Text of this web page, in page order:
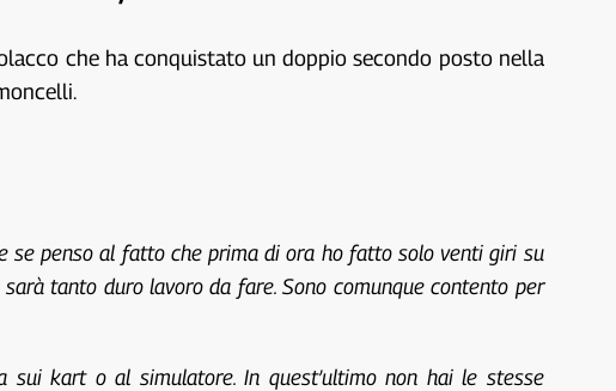
che ha conquistato un doppio secondo posto nella
se penso al fatto che prima di ora ho fatto solo venti giri su
tanto duro lavoro da fare. Sono comunque contento per
kart o al simulatore. In quest’ultimo non hai le stesse